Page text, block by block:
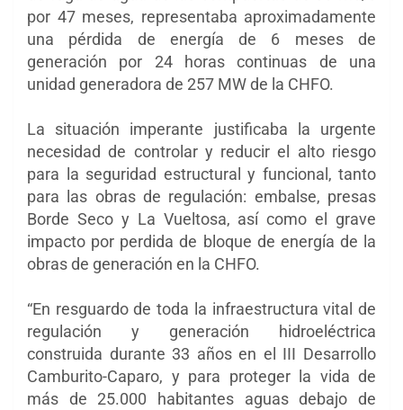
por 47 meses, representaba aproximadamente
una pérdida de energía de 6 meses de
generación por 24 horas continuas de una
unidad generadora de 257 MW de la CHFO.
La situación imperante justificaba la urgente
necesidad de controlar y reducir el alto riesgo
para la seguridad estructural y funcional, tanto
para las obras de regulación: embalse, presas
Borde Seco y La Vueltosa, así como el grave
impacto por perdida de bloque de energía de la
obras de generación en la CHFO.
“En resguardo de toda la infraestructura vital de
regulación y generación hidroeléctrica
construida durante 33 años en el III Desarrollo
Camburito-Caparo, y para proteger la vida de
más de 25.000 habitantes aguas debajo de